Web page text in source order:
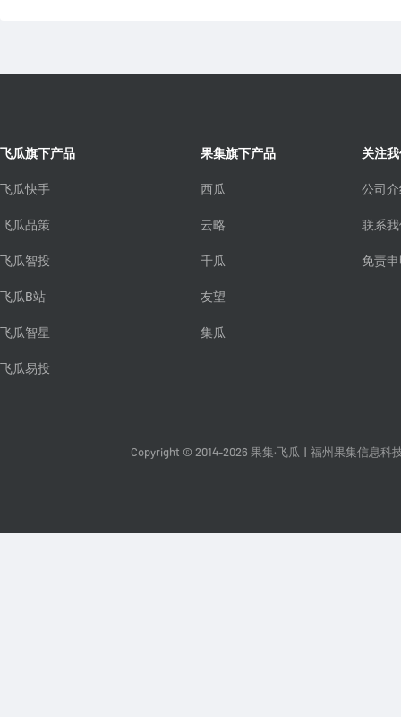
飞瓜旗下产品
飞瓜快手
飞瓜品策
飞瓜智投
飞瓜B站
飞瓜智星
飞瓜易投
果集旗下产品
西瓜
云略
千瓜
友望
集瓜
关注
公司
联系
免责
Copyright © 2014-2026 果集·飞瓜 福州果集信息科